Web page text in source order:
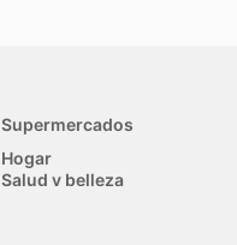
Supermercados
Hogar
Salud y belleza